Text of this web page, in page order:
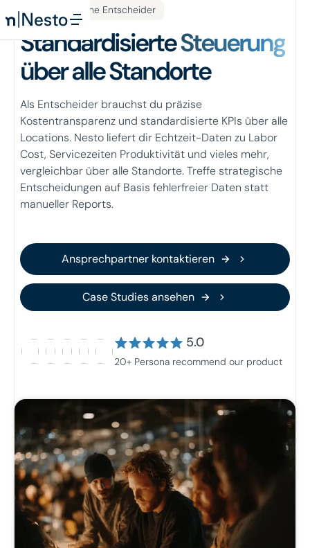
Für strategische Entscheider
StandardisierteSteuerung
über alle Standorte
Als Entscheider brauchst du präzise
Kostentransparenz und standardisierte KPIs über alle
Locations. Nesto liefert dir Echtzeit-Daten zu Labor
Cost, Servicezeiten Produktivität und vieles mehr,
vergleichbar über alle Standorte. Treffe strategische
Entscheidungen auf Basis fehlerfreier Daten statt
manueller Reports.
Ansprechpartner kontaktieren
Ansprechpartner kontaktieren
Case Studies ansehen
Case Studies ansehen
5.0
20+ Persona recommend our product